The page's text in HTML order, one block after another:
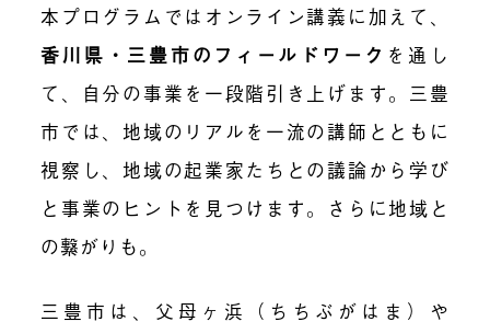
本プログラムではオンライン講義に加えて、
香川県・三豊市のフィールドワーク を通し
て、自分の事業を一段階引き上げます。三豊
市では、地域のリアルを一流の講師とともに
視察し、地域の起業家たちとの議論から学び
と事業のヒントを見つけます。さらに地域と
の繋がりも。
三豊市は、父母ヶ浜（ちちぶがはま）や